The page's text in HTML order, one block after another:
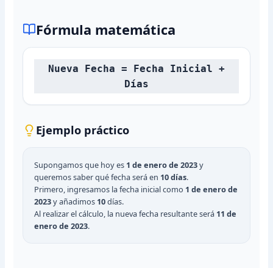
Fórmula matemática
Nueva Fecha = Fecha Inicial +
Días
Ejemplo práctico
Supongamos que hoy es 1 de enero de 2023y
queremos saber qué fecha será en 10 días.
Primero, ingresamos la fecha inicial como 1 de enero de
2023y añadimos 10días.
Al realizar el cálculo, la nueva fecha resultante será 11 de
enero de 2023.